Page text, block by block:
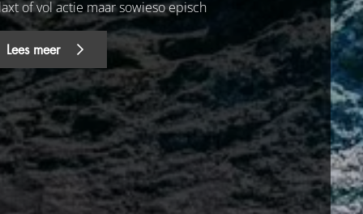
of vol actie maar sowieso episch
Lees meer